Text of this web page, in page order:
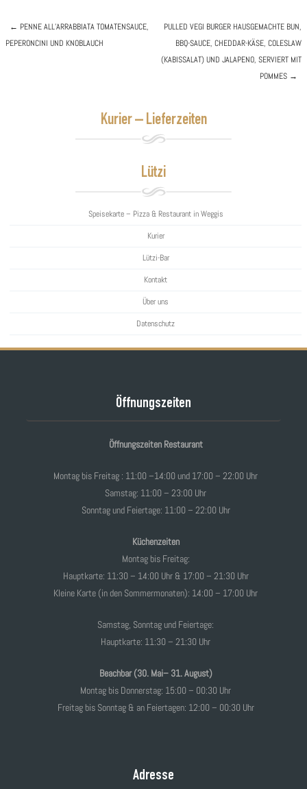
Post navigation
← PENNE ALL’ARRABBIATATOMATENSAUCE,
PEPERONCINI UND KNOBLAUCH
PULLED VEGI BURGER HAUSGEMACHTE BUN,
BBQ-SAUCE, CHEDDAR-KÄSE, COLESLAW
(KABISSALAT) UND JALAPENO, SERVIERT MIT
POMMES →
Kurier – Lieferzeiten
Lützi
Speisekarte – Pizza & Restaurant in Weggis
Kurier
Lützi-Bar
Kontakt
Über uns
Datenschutz
Öffnungszeiten
Öffnungszeiten Restaurant
Montag bis Freitag : 11:00 –14:00 und 17:00 – 22:00 Uhr
Samstag: 11:00 – 23:00 Uhr
Sonntag und Feiertage: 11:00 – 22:00 Uhr
Küchenzeiten
Montag bis Freitag:
Hauptkarte: 11:30 – 14:00 Uhr & 17:00 – 21:30 Uhr
Kleine Karte (in den Sommermonaten): 14:00 – 17:00 Uhr
Samstag, Sonntag und Feiertage:
Hauptkarte: 11:30 – 21:30 Uhr
Beachbar (30. Mai– 31. August)
Montag bis Donnerstag: 15:00 – 00:30 Uhr
Freitag bis Sonntag & an Feiertagen: 12:00 – 00:30 Uhr
Adresse